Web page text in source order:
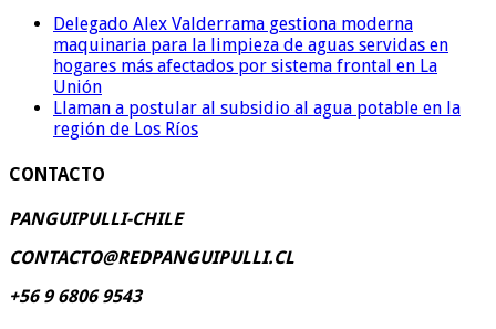
Delegado Alex Valderrama gestiona moderna
maquinaria para la limpieza de aguas servidas en
hogares más afectados por sistema frontal en La
Unión
Llaman a postular al subsidio al agua potable en la
región de Los Ríos
CONTACTO
PANGUIPULLI-CHILE
CONTACTO@REDPANGUIPULLI.CL
+56 9 6806 9543